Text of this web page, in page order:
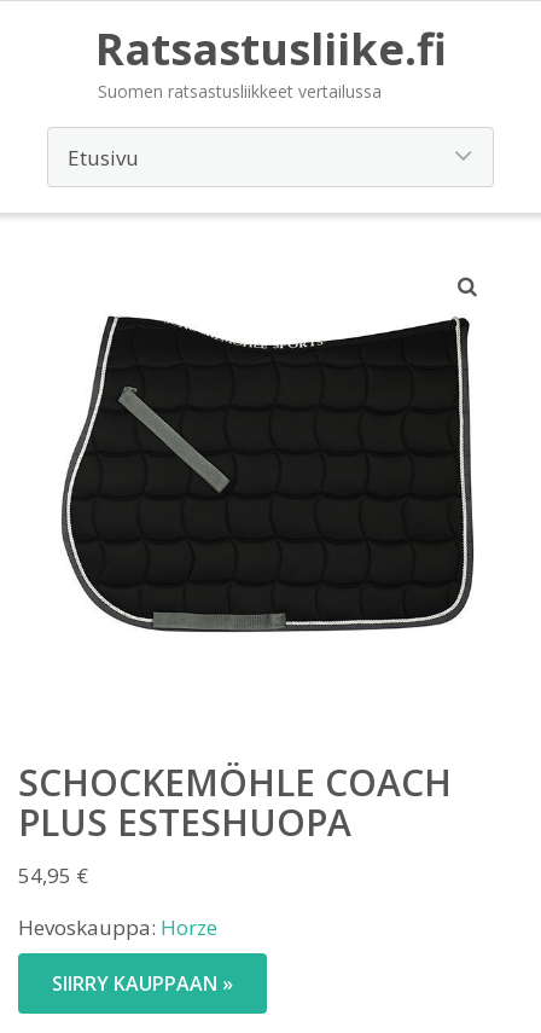
Ratsastusliike.fi
Suomen ratsastusliikkeet vertailussa
SCHOCKEMÖHLE COACH
PLUS ESTESHUOPA
54,95 €
Hevoskauppa: Horze
SIIRRY KAUPPAAN »